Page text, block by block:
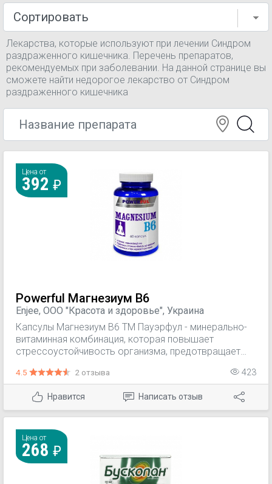
Лекарства, которые используют при лечении Синдром
раздраженного кишечника. Перечень препаратов,
рекомендуемых при заболевании. На данной странице вы
сможете найти недорогое лекарство от Синдром
раздраженного кишечника
Цена от
392
Powerful Магнезиум В6
Enjee, ООО "Красота и здоровье", Украина
Капсулы Магнезиум В6 ТМ Пауэрфул - минерально-
витаминная комбинация, которая повышает
стрессоустойчивость организма, предотвращает
состояние нервной системы и способствует
улучшению качества сна.
4.5 2 отзыва 423
Нравится Написать отзыв
Цена от
268